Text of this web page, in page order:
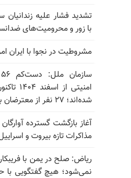
تشدید فشار علیه زندانیان
با زور و محرومیت‌های
مشروطیت در نجوا با ایران
امنیتی
شده‌اند؛ ۲۷ نفر از معترضان بودند
آغاز بازگشت گسترده
مذاکرات تازه بیروت و
ریاض: صلح در یمن با
نمی‌شود؛ هیچ گفتگویی